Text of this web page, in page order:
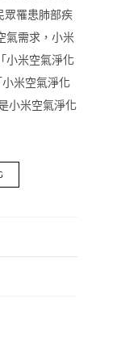
眾罹患肺部疾
氣需求，小米
小米空氣淨化
米空氣淨化
小米空氣淨化